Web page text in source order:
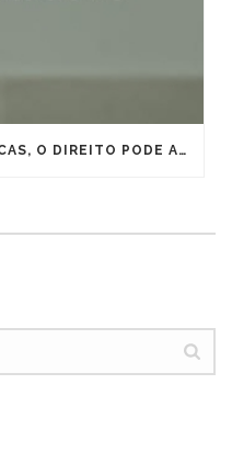
QUANDO A VIDA DEIXA MARCAS, O DIREITO PODE ANTECIPAR A APOSENTADORIA